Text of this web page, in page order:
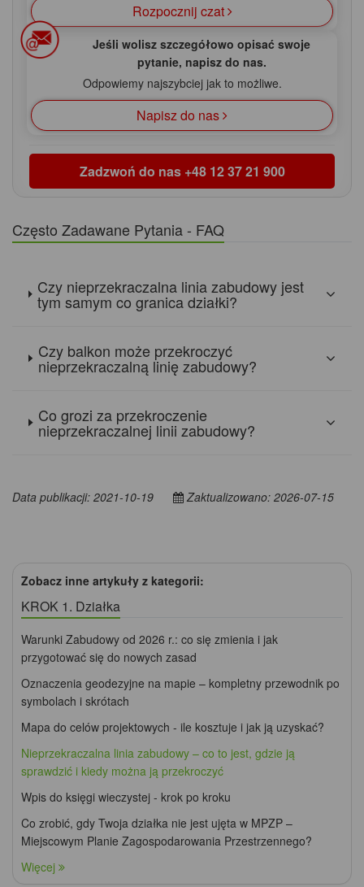
Rozpocznij czat
Jeśli wolisz szczegółowo opisać swoje
pytanie, napisz do nas.
Odpowiemy najszybciej jak to możliwe.
Napisz do nas
Zadzwoń do nas +48 12 37 21 900
Często Zadawane Pytania - FAQ
Czy nieprzekraczalna linia zabudowy jest
tym samym co granica działki?
Czy balkon może przekroczyć
nieprzekraczalną linię zabudowy?
Co grozi za przekroczenie
nieprzekraczalnej linii zabudowy?
Data publikacji: 2021-10-19 Zaktualizowano: 2026-07-15
Zobacz inne artykuły z kategorii:
KROK 1. Działka
Warunki Zabudowy od 2026 r.: co się zmienia i jak
przygotować się do nowych zasad
Oznaczenia geodezyjne na mapie – kompletny przewodnik po
symbolach i skrótach
Mapa do celów projektowych - ile kosztuje i jak ją uzyskać?
Nieprzekraczalna linia zabudowy – co to jest, gdzie ją
sprawdzić i kiedy można ją przekroczyć
Wpis do księgi wieczystej - krok po kroku
Co zrobić, gdy Twoja działka nie jest ujęta w MPZP –
Miejscowym Planie Zagospodarowania Przestrzennego?
Więcej